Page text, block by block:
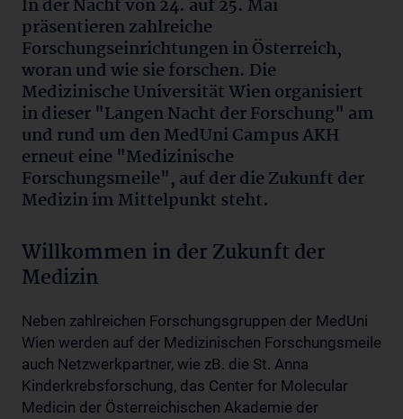
In der Nacht von 24. auf 25. Mai
präsentieren zahlreiche
Forschungseinrichtungen in Österreich,
woran und wie sie forschen. Die
Medizinische Universität Wien organisiert
in dieser "Langen Nacht der Forschung" am
und rund um den MedUni Campus AKH
erneut eine "Medizinische
Forschungsmeile", auf der die Zukunft der
Medizin im Mittelpunkt steht.
Willkommen in der Zukunft der
Medizin
Neben zahlreichen Forschungsgruppen der MedUni
Wien werden auf der Medizinischen Forschungsmeile
auch Netzwerkpartner, wie zB. die St. Anna
Kinderkrebsforschung, das Center for Molecular
Medicin der Österreichischen Akademie der